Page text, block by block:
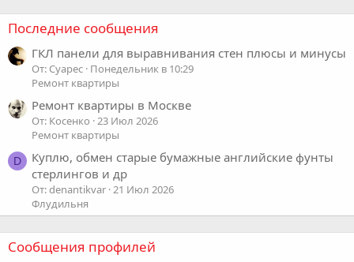
Последние сообщения
ГКЛ панели для выравнивания стен плюсы и минусы
От: Суарес Понедельник в 10:29
Ремонт квартиры
Ремонт квартиры в Москве
От: Косенко 23 Июл 2026
Ремонт квартиры
D
Куплю, обмен старые бумажные английские фунты
стерлингов и др
От: denantikvar 21 Июл 2026
Флудильня
Сообщения профилей